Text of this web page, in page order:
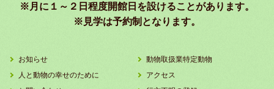
※月に１～２日程度開館日を設けることがあります。
※見学は予約制となります。
お知らせ
動物取扱業特定動物
人と動物の幸せのために
アクセス